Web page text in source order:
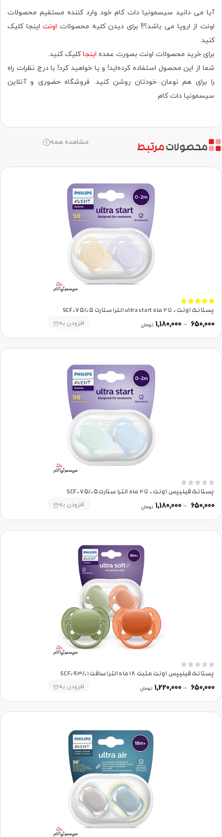
آیا می دانید سیسمونیا دات کام خود وارد کننده مستقیم محصولات
اونت از اروپا می باشد؟!! برای دیدن کلیه محصولات اونتاینجا کلیک
کنید.
برای خرید محصولات اونت بصورت عمده اینجاکلیک کنید.
شما از این محصول استفاده کرده‌اید! و یا خواهید کرد! با درج نظرات راه
را برای هم نوعان خودتان روشن کنید. فروشگاه حضوری‌ و آنلاین
سیسمونیا دات کام.
محصولاتمرتبط مشاهده همه





پستانک اونت 0 تا 2 ماه ultra start الترا ستارت SCF075/05
650,000
–
1,180,000 تومان افزودن به





پستانک فیلیپس اونت 0 تا 2 ماه الترا ستارت SCF075/05
650,000
–
1,180,000 تومان افزودن به





پستانک فیلیپس اونت مثبت 18 ماه الترا سافت SCF093/01
650,000
–
1,220,000 تومان افزودن به